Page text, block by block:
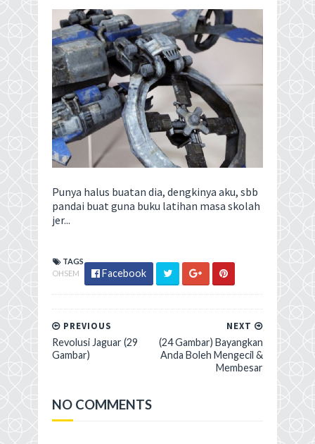
Punya halus buatan dia, dengkinya aku, sbb
pandai buat guna buku latihan masa skolah
jer...
TAGS
OHSEM
Facebook
NEXT
(24 Gambar) Bayangkan
Anda Boleh Mengecil &
Membesar
PREVIOUS
Revolusi Jaguar (29
Gambar)
NO COMMENTS